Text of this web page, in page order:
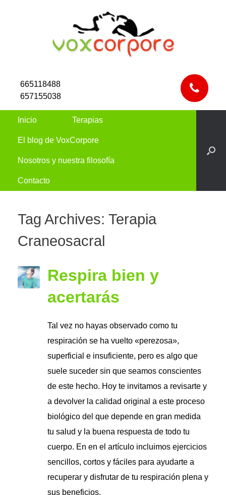
665118488
657155038
Inicio Terapias
El blog de VoxCorpore
Nosotros y nuestra filosofía
Contacto
Tag Archives: Terapia
Craneosacral
Respira bien y
acertarás
Tal vez no hayas observado como tu
respiración se ha vuelto «perezosa»,
superficial e insuficiente, pero es algo que
suele suceder sin que seamos conscientes
de este hecho. Hoy te invitamos a revisarte y
a devolver la calidad original a este proceso
biológico del que depende en gran medida
tu salud y la buena respuesta de todo tu
cuerpo. En en el artículo incluimos ejercicios
sencillos, cortos y fáciles para ayudarte a
recuperar y disfrutar de tu respiración plena y
sus beneficios.